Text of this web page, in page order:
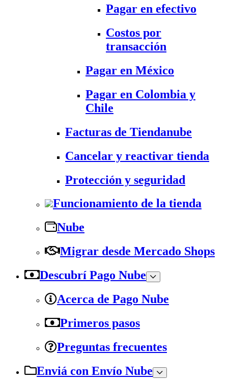
Pagar en efectivo
Costos por
transacción
Pagar en México
Pagar en Colombia y
Chile
Facturas de Tiendanube
Cancelar y reactivar tienda
Protección y seguridad
Funcionamiento de la tienda
Nube
Migrar desde Mercado Shops
Descubrí Pago Nube
Acerca de Pago Nube
Primeros pasos
Preguntas frecuentes
Enviá con Envío Nube